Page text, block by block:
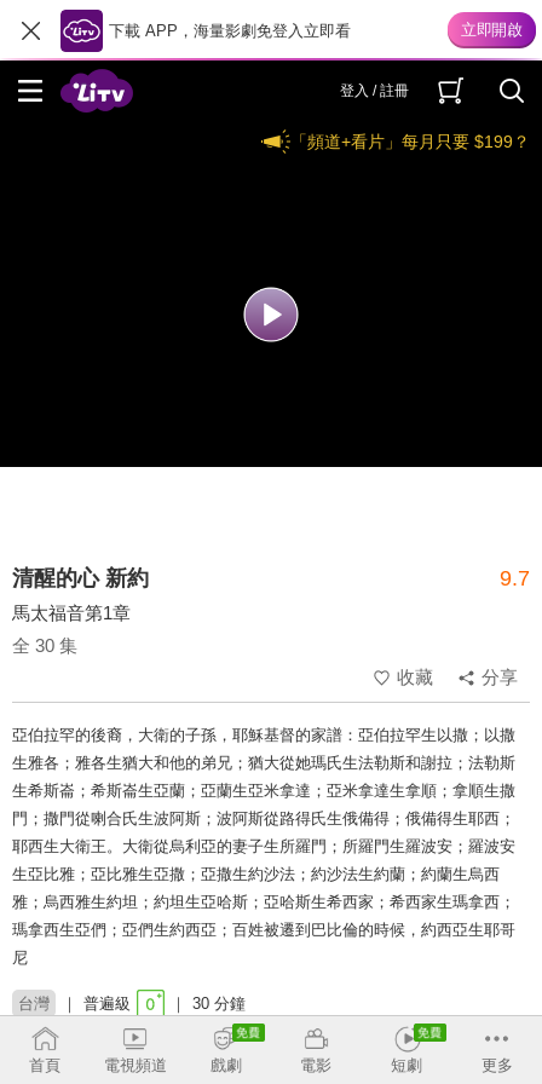
下載 APP，海量影劇免登入立即看
登入 / 註冊
「頻道+看片」每月只要 $199？
清醒的心 新約 9.7
馬太福音第1章
全 30 集
收藏
分享
亞伯拉罕的後裔，大衛的子孫，耶穌基督的家譜：亞伯拉罕生以撒；以撒
生雅各；雅各生猶大和他的弟兄；猶大從她瑪氏生法勒斯和謝拉；法勒斯
生希斯崙；希斯崙生亞蘭；亞蘭生亞米拿達；亞米拿達生拿順；拿順生撒
門；撒門從喇合氏生波阿斯；波阿斯從路得氏生俄備得；俄備得生耶西；
耶西生大衛王。大衛從烏利亞的妻子生所羅門；所羅門生羅波安；羅波安
生亞比雅；亞比雅生亞撒；亞撒生約沙法；約沙法生約蘭；約蘭生烏西
雅；烏西雅生約坦；約坦生亞哈斯；亞哈斯生希西家；希西家生瑪拿西；
瑪拿西生亞們；亞們生約西亞；百姓被遷到巴比倫的時候，約西亞生耶哥
尼
台灣 普遍級 30 分鐘
類別： 馬太福音 新約
聖經
首頁
電視頻道 戲劇 電影 短劇 更多